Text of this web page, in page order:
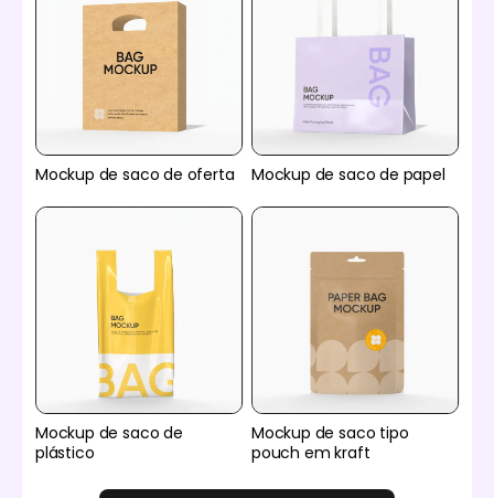
Mockup de saco de oferta Mockup de saco de papel
Mockup de saco de
plástico
Mockup de saco tipo
pouch em kraft